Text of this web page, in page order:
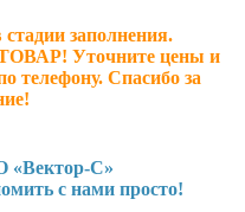
заполнения.
Уточните цены и
телефону. Спасибо за
С»
нами просто!